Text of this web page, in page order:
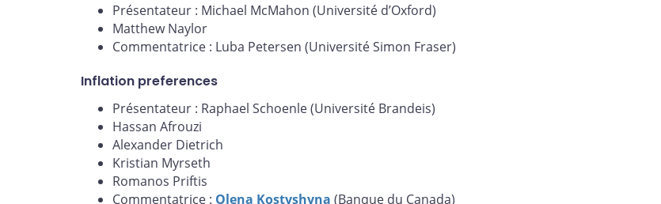
Présentateur : Michael McMahon (Université d’Oxford)
Matthew Naylor
Commentatrice : Luba Petersen (Université Simon Fraser)
Inflation preferences
Présentateur : Raphael Schoenle (Université Brandeis)
Hassan Afrouzi
Alexander Dietrich
Kristian Myrseth
Romanos Priftis
Commentatrice : Olena Kostyshyna (Banque du Canada)